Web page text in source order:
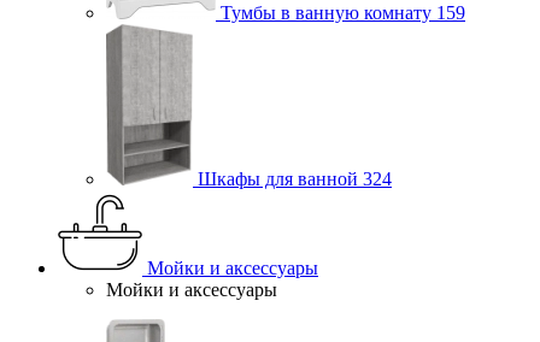
Тумбы в ванную комнату 159
Шкафы для ванной 324
Мойки и аксессуары
Мойки и аксессуары